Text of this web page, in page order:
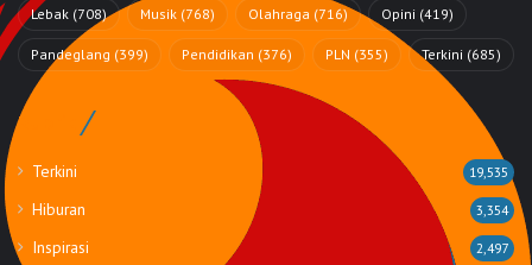
Lebak (708) Musik (768) Olahraga (716) Opini (419)
Pandeglang (399) Pendidikan (376) PLN (355) Terkini (685)
Rubrik
Terkini 19,535
Hiburan 3,354
Inspirasi 2,497